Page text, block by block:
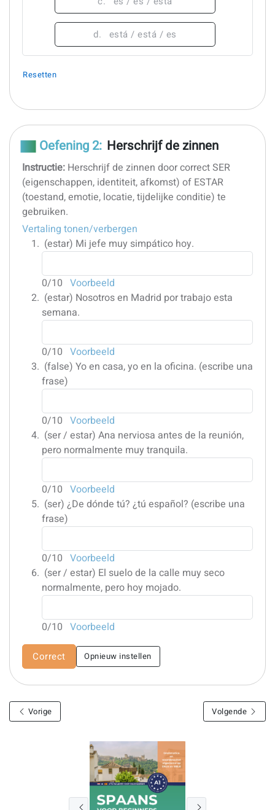
d. está / está / es
Resetten
Oefening 2: Herschrijf de zinnen
Instructie: Herschrijf de zinnen door correct SER
(eigenschappen, identiteit, afkomst) of ESTAR
(toestand, emotie, locatie, tijdelijke conditie) te
gebruiken.
Vertaling tonen/verbergen
(estar) Mi jefe muy simpático hoy.
0/10 Voorbeeld
(estar) Nosotros en Madrid por trabajo esta
semana.
0/10 Voorbeeld
(false) Yo en casa, yo en la oficina. (escribe una
frase)
0/10 Voorbeeld
(ser / estar) Ana nerviosa antes de la reunión,
pero normalmente muy tranquila.
0/10 Voorbeeld
(ser) ¿De dónde tú? ¿tú español? (escribe una
frase)
0/10 Voorbeeld
(ser / estar) El suelo de la calle muy seco
normalmente, pero hoy mojado.
0/10 Voorbeeld
Correct Opnieuw instellen
Vorige Volgende